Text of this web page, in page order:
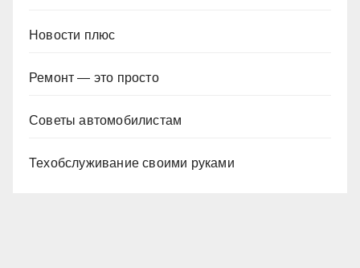
Новости плюс
Ремонт — это просто
Советы автомобилистам
Техобслуживание своими руками